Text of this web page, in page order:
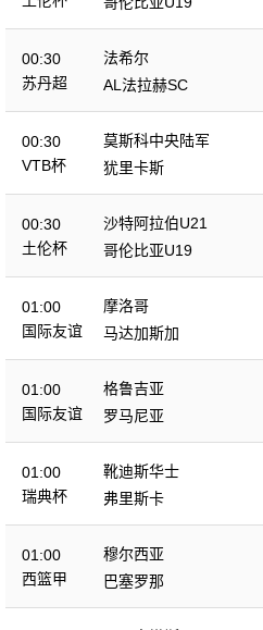
00:30
苏丹超
法希尔
AL法拉赫SC
00:30
VTB杯
莫斯科中央陆军
犹里卡斯
00:30
土伦杯
沙特阿拉伯U21
哥伦比亚U19
01:00
国际友谊
摩洛哥
马达加斯加
01:00
国际友谊
格鲁吉亚
罗马尼亚
01:00
瑞典杯
靴迪斯华士
弗里斯卡
01:00
西篮甲
穆尔西亚
巴塞罗那